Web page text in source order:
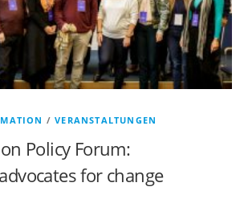
/VERANSTALTUNGEN
Policy Forum:
for change